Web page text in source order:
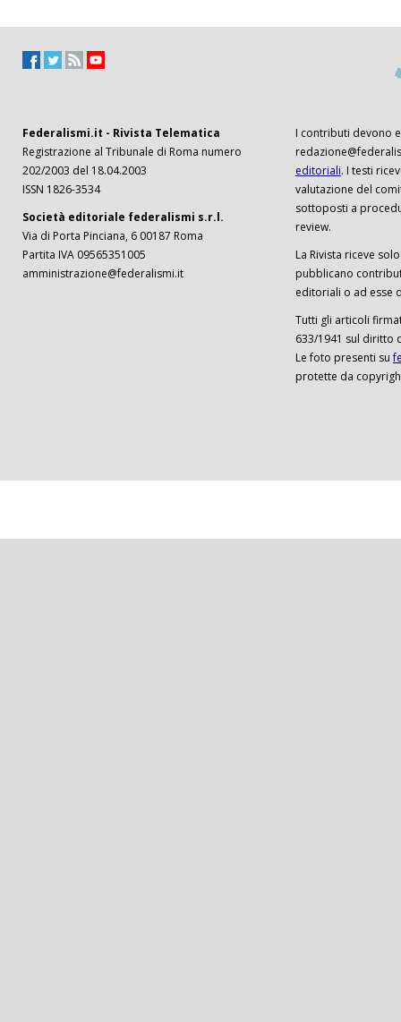
Federalismi.it - Rivista Telematica
Registrazione al Tribunale di Roma numero
202/2003 del 18.04.2003
ISSN 1826-3534
Società editoriale federalismi s.r.l.
Via di Porta Pinciana, 6 00187 Roma
Partita IVA 09565351005
amministrazione@federalismi.it
I contributi devono
editoriali. I testi
valutazione del
sottoposti a
review.
La Rivista riceve
pubblicano
editoriali o ad esse
Tutti gli articoli
633/1941 sul diritto
Le foto presenti su
protette da